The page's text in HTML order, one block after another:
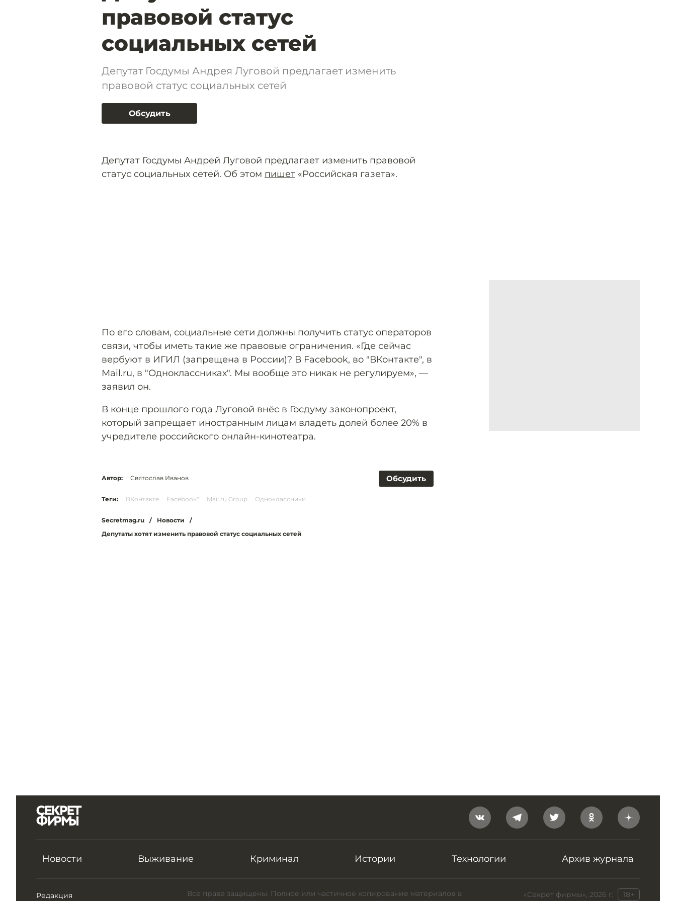
правовой статус
социальных сетей
Депутат Госдумы Андрея Луговой предлагает изменить
правовой статус социальных сетей
Обсудить
Депутат Госдумы Андрей Луговой предлагает изменить правовой
статус социальных сетей. Об этом пишет «Российская газета».
По его словам, социальные сети должны получить статус операторов
связи, чтобы иметь такие же правовые ограничения. «Где сейчас
вербуют в ИГИЛ (запрещена в России)? В Facebook, во "ВКонтакте", в
Mail.ru, в "Одноклассниках". Мы вообще это никак не регулируем», —
заявил он.
В конце прошлого года Луговой внёс в Госдуму законопроект,
который запрещает иностранным лицам владеть долей более 20% в
учредителе российского онлайн-кинотеатра.
Обсудить
Автор: Святослав Иванов
Теги: ВКонтакте Facebook* Mail.ru Group Одноклассники
Secretmag.ru / Новости
/
Депутаты хотят изменить правовой статус социальных сетей
Новости Выживание Криминал Истории Технологии Архив журнала
Редакция «Секрет фирмы», 2026 г. 18+
Все права защищены. Полное или частичное копирование материалов в